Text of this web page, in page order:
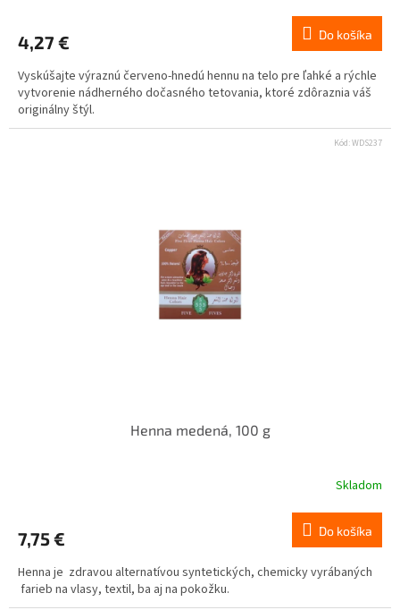
4,27 € Do košíka
Vyskúšajte výraznú červeno-hnedú hennu na telo pre ľahké a rýchle
vytvorenie nádherného dočasného tetovania, ktoré zdôraznia váš
originálny štýl.
Henna medená, 100 g
Skladom
7,75 € Do košíka
Henna je zdravou alternatívou syntetických, chemicky vyrábaných
farieb na vlasy, textil, ba aj na pokožku.
Kód:WDS237